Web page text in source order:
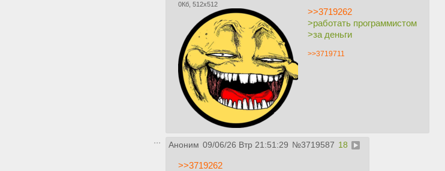
0Кб, 512x512
>>3719262
>работать программистом
>за деньги
>>3719711
Аноним 09/06/26 Втр 21:51:29 №3719587 18
>>3719262